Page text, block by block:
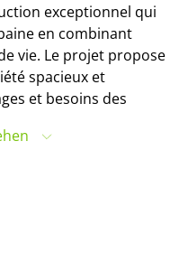
exceptionnel qui
en combinant
vie. Le projet propose
spacieux et
et besoins des
en temps voulu les